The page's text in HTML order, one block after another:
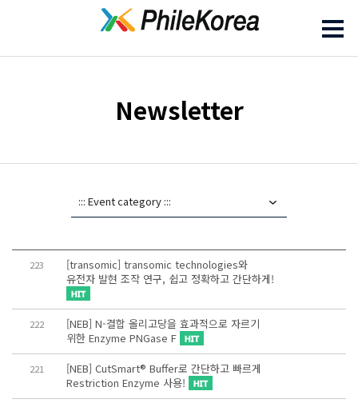
Newsletter
223
[transomic] transomic technologies와
유전자 발현 조작 연구, 쉽고 정확하고 간단하게!
222
[NEB] N-결합 올리고당을 효과적으로 자르기
위한 Enzyme PNGase F
221
[NEB] CutSmart® Buffer로 간단하고 빠르게
Restriction Enzyme 사용!